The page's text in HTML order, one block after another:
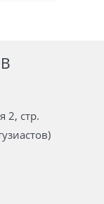
2, стр.